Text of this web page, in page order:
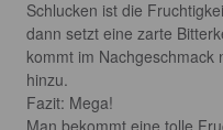
Schlucken ist die
dann setzt eine zarte
kommt im Nachgeschmack
hinzu.
Fazit: Mega!